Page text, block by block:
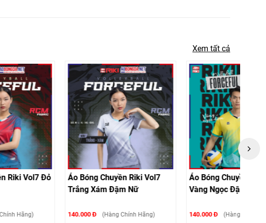
Xem tất cả
Áo Bóng Chuyền Riki Vol7
Trắng Xám Đậm Nữ
140.000 Đ (Hàng Chính Hãng)
Áo Bóng Chuyền Riki Vol7
Vàng Ngọc Đậm Nam
140.000 Đ (Hàng Chính Hãng)